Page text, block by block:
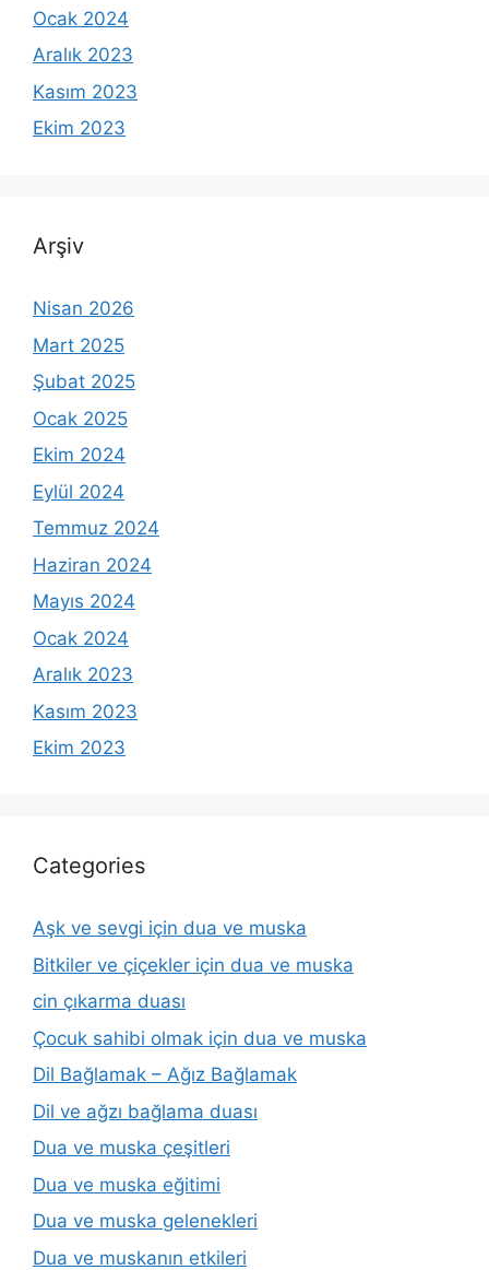
Ocak 2024
Aralık 2023
Kasım 2023
Ekim 2023
Arşiv
Nisan 2026
Mart 2025
Şubat 2025
Ocak 2025
Ekim 2024
Eylül 2024
Temmuz 2024
Haziran 2024
Mayıs 2024
Ocak 2024
Aralık 2023
Kasım 2023
Ekim 2023
Categories
Aşk ve sevgi için dua ve muska
Bitkiler ve çiçekler için dua ve muska
cin çıkarma duası
Çocuk sahibi olmak için dua ve muska
Dil Bağlamak – Ağız Bağlamak
Dil ve ağzı bağlama duası
Dua ve muska çeşitleri
Dua ve muska eğitimi
Dua ve muska gelenekleri
Dua ve muskanın etkileri